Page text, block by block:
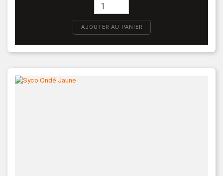
AJOUTER AU PANIER